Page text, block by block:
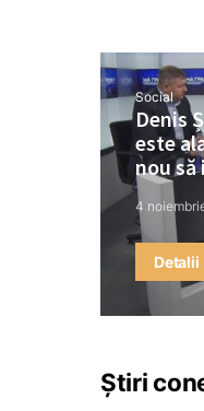
Social
Denis
este
nou
4
Detalii
Știri